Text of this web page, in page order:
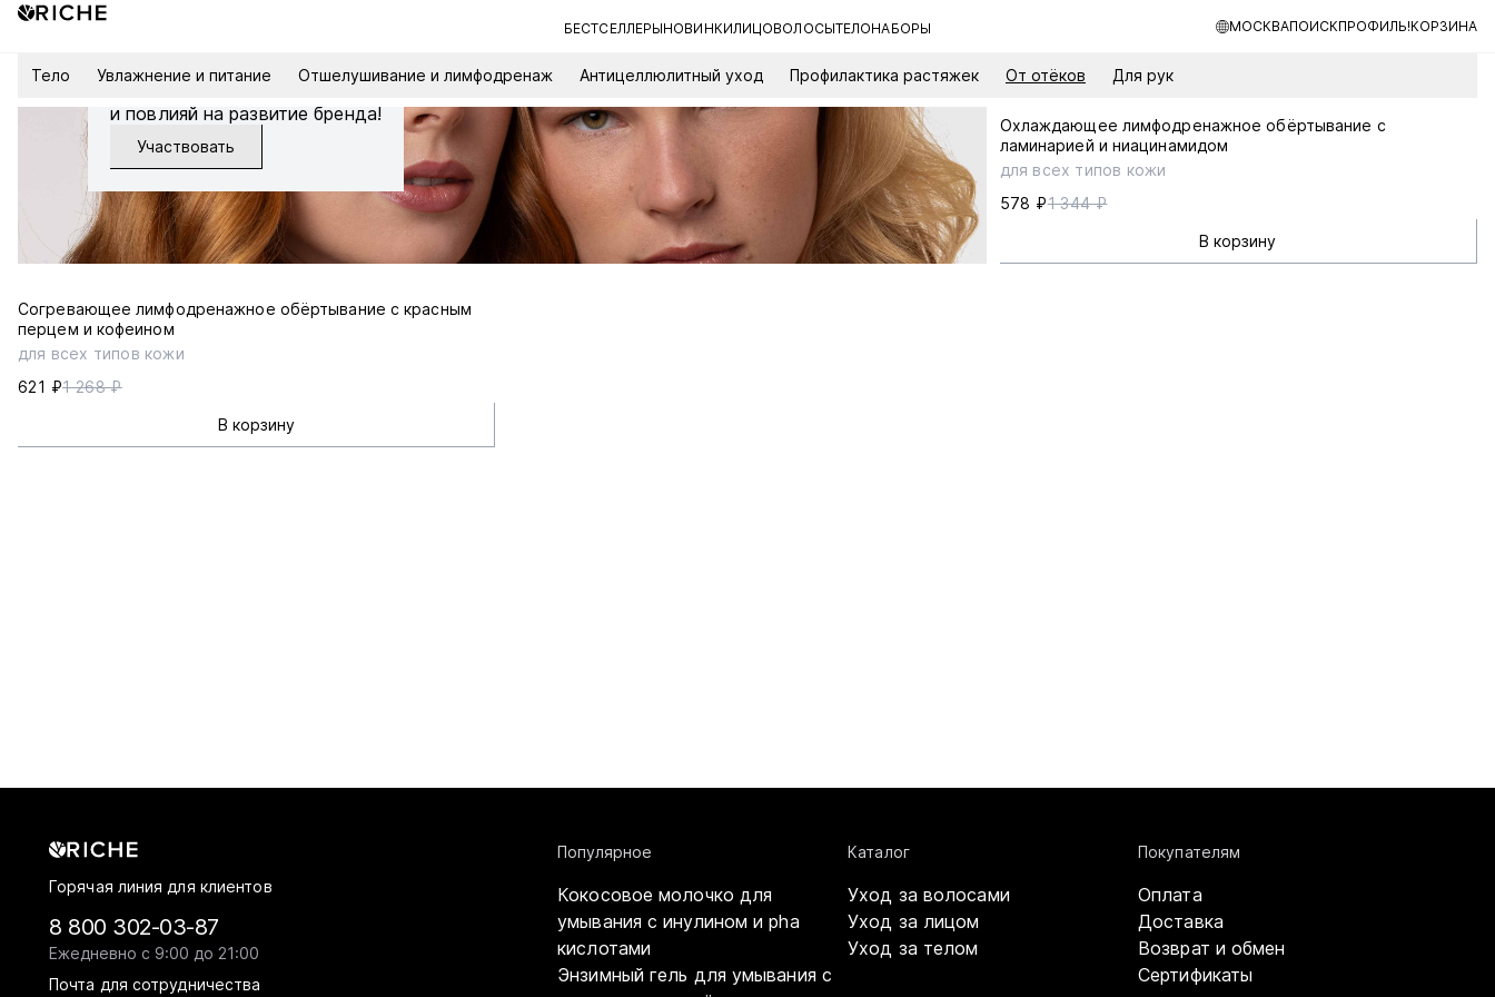
БЕСТСЕЛЛЕРЫНОВИНКИЛИЦОВОЛОСЫТЕЛОНАБОРЫ МОСКВАПОИСКПРОФИЛЬ!КОРЗИНА
Тело Увлажнение и питание Отшелушивание и лимфодренаж Антицеллюлитный уход Профилактика растяжек От отёков Для рук
и повлияй на развитие бренда!
Участвовать
Охлаждающее лимфодренажное обёртывание с
ламинарией и ниацинамидом
для всех типов кожи
578 ₽1 344 ₽
В корзину
Согревающее лимфодренажное обёртывание с красным
перцем и кофеином
для всех типов кожи
621 ₽1 268 ₽
В корзину
Горячая линия для клиентов
8 800 302-03-87
Ежедневно с 9:00 до 21:00
Почта для сотрудничества
Популярное
Кокосовое молочко для
умывания с инулином и pha
кислотами
Энзимный гель для умывания с
Каталог
Уход за волосами
Уход за лицом
Уход за телом
Покупателям
Оплата
Доставка
Возврат и обмен
Сертификаты